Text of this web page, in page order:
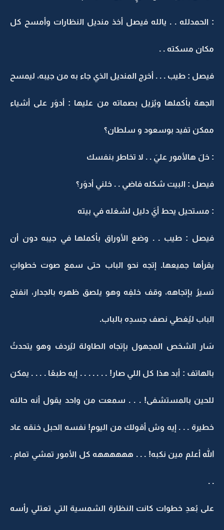
: الحمدلله . . يالله فيصل أخذ منديل النظارات وأمسح كل
مكان مسكته . .
فيصل : طيب . . . أخرج المنديل الذي جاء به من جيبه، ليمسح
الجهة بأكملها ويُزيل بصماته من عليها : أدوَر على أشياء
ممكن تفيد بوسعود و سلطان؟
: خلَ هالأمور عليَ . . لا تخاطر بنفسك
فيصل : البيت شكله فاضي . . خلني أدوَر؟
: مستحيل يحط أيَ دليل لشغله في بيته
فيصل : طيب . . وضع الأوراق بأكملها في جيبه دون أن
يقرأها جميعها. إتجه نحو الباب حتى سمع صوت خطواتٍ
تسيرُ بإتجاهه، وقف خلفِه وهو يلصق ظهره بالجدار، انفتح
الباب ليُغطي نصف جسدِه بالباب.
سَار الشخص المجهول بإتجاه الطاولة ليُردف وهو يتحدثُ
بالهاتف : أبد هذا كل اللي صار! . . . . . . . إيه طبعًا . . . . يمكن
للحين بالمستشفى! . . . سمعت من واحد يقول أنه حالته
خطيرة . . . إيه وش أقولك من اليوم! نفسه الحبل خنقه عاد
الله أعلم مين نكبه! . . . ههههههه كل الأمور تمشي تمام .
. .
على بُعدِ خطوات كانت النظارة الشمسية التي تعتلي رأسه